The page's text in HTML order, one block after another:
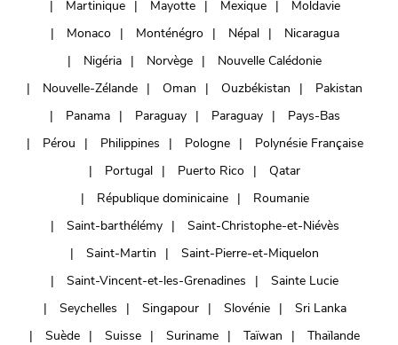
Martinique
Mayotte Mexique
Moldavie
Monaco
Monténégro Népal
Nicaragua
Nigéria
Norvège
Nouvelle Calédonie
Nouvelle-Zélande
Oman Ouzbékistan
Pakistan
Panama
Paraguay Paraguay
Pays-Bas
Pérou
Philippines Pologne
Polynésie Française
Portugal
Puerto Rico
Qatar
République dominicaine
Roumanie
Saint-barthélémy
Saint-Christophe-et-Niévès
Saint-Martin
Saint-Pierre-et-Miquelon
Saint-Vincent-et-les-Grenadines
Sainte Lucie
Seychelles
Singapour Slovénie
Sri Lanka
Suède
Suisse Suriname Taïwan
Thaïlande